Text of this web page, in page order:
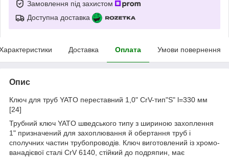
Замовлення під захистом
Доступна доставка
Доставка Оплата Умови повернення
Опис
Ключ для труб YATO переставний 1,0" CrV-тип"S" l=330 мм
[24]
Трубний ключ YATO шведського типу з шириною захоплення
1" призначений для захоплювання й обертання труб і
сполучних частин трубопроводів. Ключ виготовлений із хромо-
ванадієвої сталі CrV 6140, стійкий до подряпин, має